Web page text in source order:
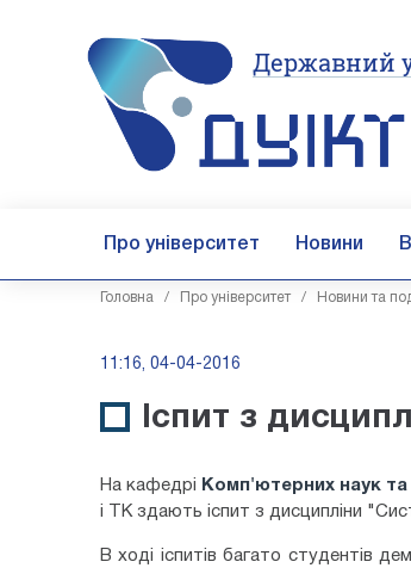
Державний
Про університет Новини
Головна / Про університет/ Новини та
11:16, 04-04-2016
Іспит з
На кафедрі Комп'ютерних наук та
і ТК здають іспит з дисципліни
В ході іспитів багато студентів